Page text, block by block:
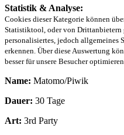
Statistik & Analyse:
Cookies dieser Kategorie können
Statistiktool, oder von Drittanbietern
personalisiertes, jedoch allgemeines
erkennen. Über diese Auswertung
besser für unsere Besucher
Name: Matomo/Piwik
Dauer: 30 Tage
Art: 3rd Party